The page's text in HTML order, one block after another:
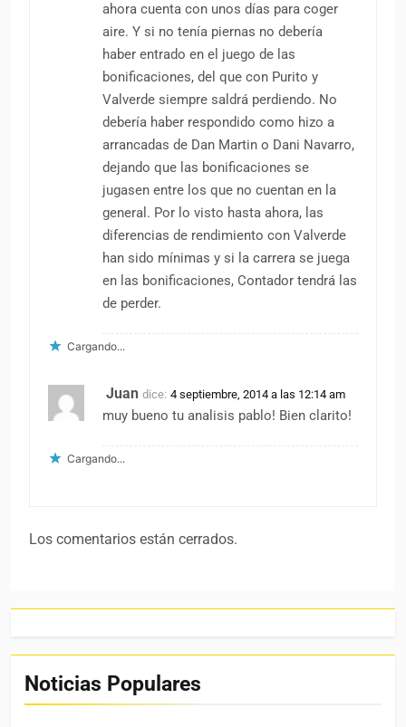
ahora cuenta con unos días para coger
aire. Y si no tenía piernas no debería
haber entrado en el juego de las
bonificaciones, del que con Purito y
Valverde siempre saldrá perdiendo. No
debería haber respondido como hizo a
arrancadas de Dan Martin o Dani Navarro,
dejando que las bonificaciones se
jugasen entre los que no cuentan en la
general. Por lo visto hasta ahora, las
diferencias de rendimiento con Valverde
han sido mínimas y si la carrera se juega
en las bonificaciones, Contador tendrá las
de perder.
Cargando...
Juan dice: 4 septiembre, 2014 a las 12:14 am
muy bueno tu analisis pablo! Bien clarito!
Cargando...
Los comentarios están cerrados.
Noticias Populares